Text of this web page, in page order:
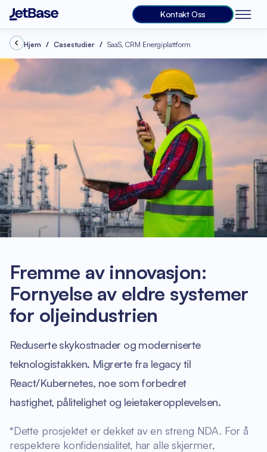
Kontakt Oss
Fremme av innovasjon:
Fornyelse av eldre systemer
for oljeindustrien
Reduserte skykostnader og moderniserte
teknologistakken. Migrerte fra legacy til
React/Kubernetes, noe som forbedret
hastighet, pålitelighet og leietakeropplevelsen.
*Dette prosjektet er dekket av en streng NDA. For å
respektere konfidensialitet, har alle skjermer,
Hjem Casestudier SaaS, CRM Energiplattform